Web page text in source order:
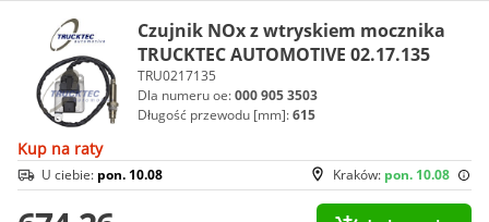
Czujnik NOx z wtryskiem mocznika
TRUCKTEC AUTOMOTIVE 02.17.135
TRU0217135
Dla numeru oe:000 905 3503
Długość przewodu [mm]:615
Kup na raty
Kraków: pon. 10.08
U ciebie: pon. 10.08